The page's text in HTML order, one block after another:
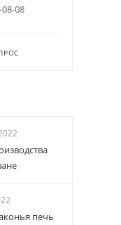
08-08
печь